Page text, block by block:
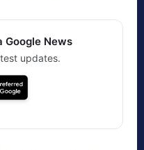
Google News
updates.